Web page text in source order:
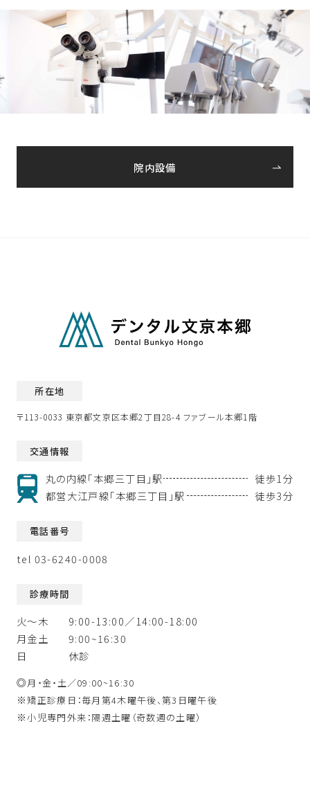
院内設備
所在地
〒113-0033 東京都文京区本郷2丁目28-4 ファブール本郷1階
交通情報
丸の内線「本郷三丁目」駅
徒歩1分
都営大江戸線「本郷三丁目」駅
徒歩3分
電話番号
tel 03-6240-0008
診療時間
火〜木
9:00-13:00／14:00-18:00
月金土
9:00~16:30
日
休診
◎月・金・土／09:00~16:30
※矯正診療日：毎月第4木曜午後、第3日曜午後
※小児専門外来：隔週土曜（奇数週の土曜）